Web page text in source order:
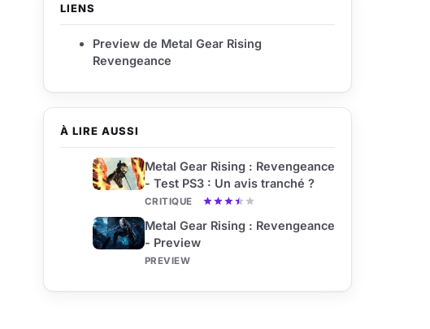
À LIRE AUSSI
Metal Gear Rising : Revengeance
- Test PS3 : Un avis tranché ?
CRITIQUE
Metal Gear Rising : Revengeance
- Preview
PREVIEW
LIENS
Preview de Metal Gear Rising
Revengeance